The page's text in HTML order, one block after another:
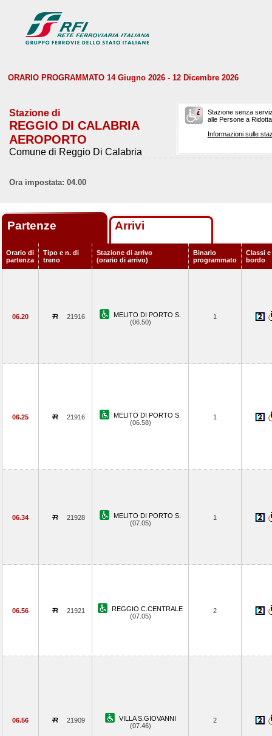
ORARIO PROGRAMMATO 14 Giugno 2026 - 12 Dicembre 2026
Stazione di
REGGIO DI CALABRIA
AEROPORTO
Comune di Reggio Di Calabria
Stazione senza
alle Persone a
Informazioni sulle
Ora impostata: 04.00
Partenze Arrivi
Orario di
partenza
Tipo e n. di
treno
Stazione di arrivo
(orario di arrivo)
Binario
programmato
Classi
bordo
06.20 21916
MELITO DI PORTO S.
(06.50)
1
06.25 21916
MELITO DI PORTO S.
(06.58)
1
06.34 21928
MELITO DI PORTO S.
(07.05)
1
06.56 21921
REGGIO C.CENTRALE
(07.05)
2
06.56 21909
VILLA S.GIOVANNI
(07.46)
2